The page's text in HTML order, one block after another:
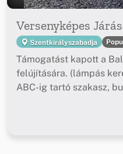
Versenyképes
Szentkirályszabadja
Támogatást kapott a
felújítására. (lámpás
ABC-ig tartó szakasz,